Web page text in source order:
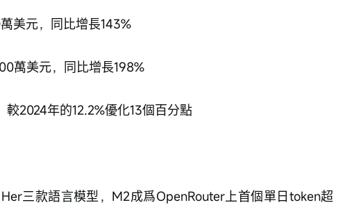
美元，同比增長143%
萬美元，同比增長198%
2024年的12.2%優化13個百分點
三款語言模型，M2成爲OpenRouter上首個單日token超